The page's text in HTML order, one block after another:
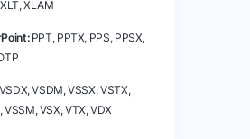
XLAM
PPT, PPTX, PPS, PPSX,
VSDM, VSSX, VSTX,
VSSM, VSX, VTX, VDX